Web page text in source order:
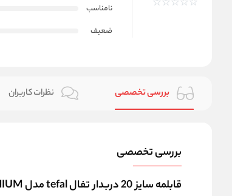
نامناسب
ضعیف
بررسی تخصصی نظرات کاربران
بررسی تخصصی
قابلمه سایز 20 دربدار تفال tefal مدل TITANIUM